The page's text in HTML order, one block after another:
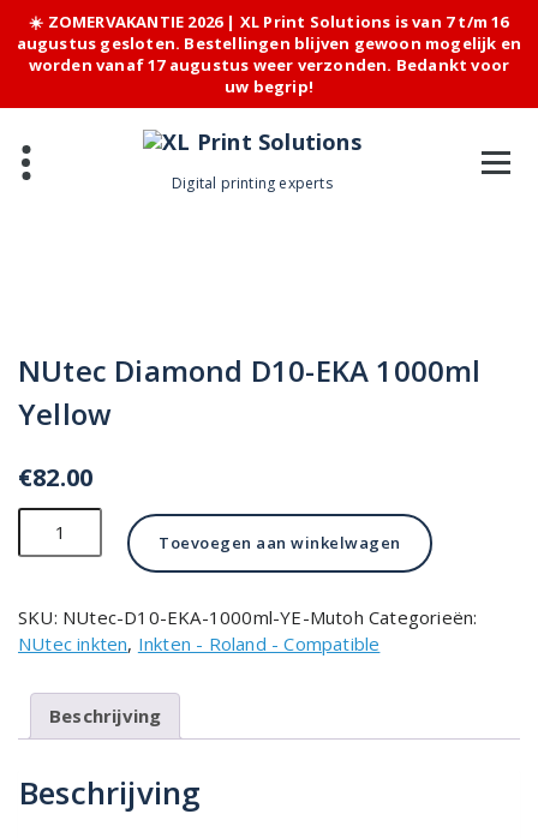
☀️ ZOMERVAKANTIE 2026 | XL Print Solutions is van 7 t/m 16
augustus gesloten. Bestellingen blijven gewoon mogelijk en
worden vanaf 17 augustus weer verzonden. Bedankt voor
uw begrip!
content
Digital printing experts
NUtec Diamond D10-EKA 1000ml
Yellow
€82.00
NUtec
Diamond
1000ml
Yellow
Toevoegen aan winkelwagen
SKU: NUtec-D10-EKA-1000ml-YE-Mutoh Categorieën:
NUtec inkten, Inkten - Roland - Compatible
Beschrijving
Beschrijving